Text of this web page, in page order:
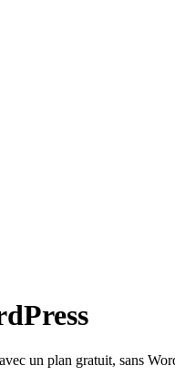
un plan gratuit, sans